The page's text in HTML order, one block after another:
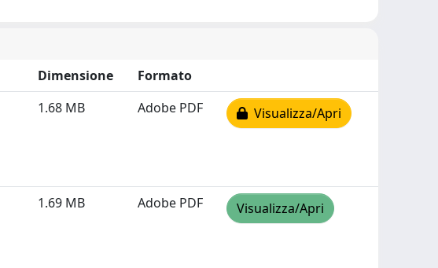
Dimensione
Formato
1.68 MB Adobe PDF Visualizza/Apri
1.69 MB Adobe PDF Visualizza/Apri